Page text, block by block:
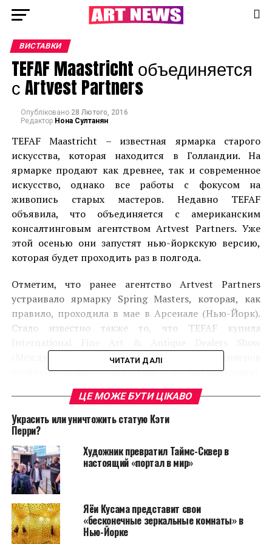
ВИСТАВКИ
TEFAF Maastricht объединяется
с Artvest Partners
Опубліковано 28 Лютого, 2016
Редактор Нона Султанян
TEFAF Maastricht – известная ярмарка старого
искусства, которая находится в Голландии. На
ярмарке продают как древнее, так и современное
искусство, однако все работы с фокусом на
живопись старых мастеров. Недавно TEFAF
объявила, что объединяется с американским
консалтинговым агентством Artvest Partners. Уже
этой осенью они запустят нью-йоркскую версию,
которая будет проходить раз в полгода.
Отметим, что ранее агентство Artvest Partners
устраивало ярмарку Spring Masters, которая, как
правило, проходила в мае в Арсенале (Нью-Йорк).
Стало известно также то, что TEFAF купила
(Международная выставка дилеров
изобразительного искусства и антиквариата),
которая вот уже в течение 27 лет проходила в
октябре на той же площадке, сообщает
Artstockholder. За какую сумму была продана Fine
Art & Antique до сих пор не известно.
ЧИТАТИ ДАЛІ
ЦЕ МОЖЕ БУТИ ЦІКАВО
Украсить или уничтожить статую Кэти
Перри?
Художник превратил Таймс-Сквер в
настоящий «портал в мир»
Яёи Кусама представит свои
«бесконечные зеркальные комнаты» в
Нью-Йорке